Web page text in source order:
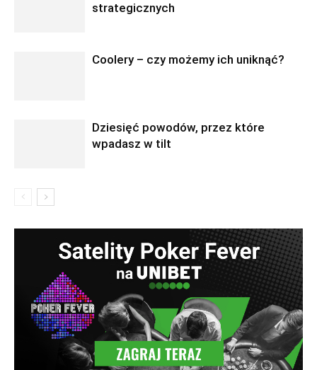
strategicznych
Coolery – czy możemy ich uniknąć?
Dziesięć powodów, przez które
wpadasz w tilt